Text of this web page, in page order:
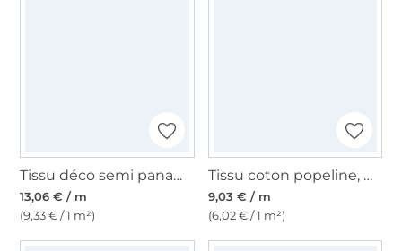
Tissu déco semi panama bord de mer, naturel
13,06 € / m
(9,33 € / 1 m²)
Tissu coton popeline, moutarde
9,03 € / m
(6,02 € / 1 m²)